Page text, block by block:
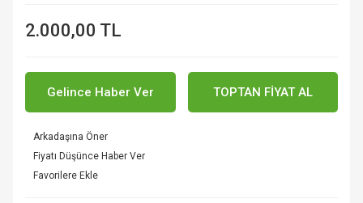
2.000,00 TL
Gelince Haber Ver TOPTAN FİYAT AL
Arkadaşına Öner
Fiyatı Düşünce Haber Ver